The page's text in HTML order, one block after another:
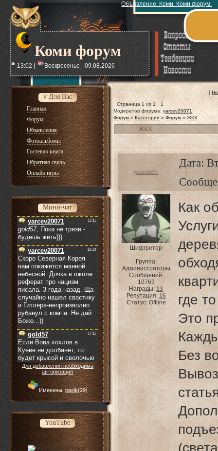
Коми форум
Объявление. Коми. Коми форум.
13:02 | Воскресенье - 09.08.2026
v Для Вас
Главная
Форум
Объявления
Фотоальбомы
Гостевая книга
Обратная связь
Онлайн игры
Мини-чат
Для добавления необходима
авторизация
Именины:basik(29)
YouTube
[
Страница 1 из 1
1
Модератор форума:yarcev20071
Форум » Категории » Форум » ЖКХ
ЖКХ
yarcev20071
Дата:
Шифгретор
Группа:
Администраторы
Сообщений:
10763
Награды:13
Репутация: 16
Статус: Offline
Как
где
Это
Без